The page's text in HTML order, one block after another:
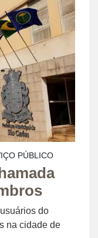
PÚBLICO
do
na cidade de